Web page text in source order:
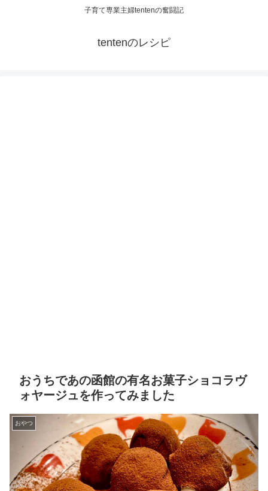
子育て専業主婦tentenの奮闘記
tentenのレシピ
おうちであの函館の有名お菓子ショコラヴ
ォヤージュを作ってみました
おやつ